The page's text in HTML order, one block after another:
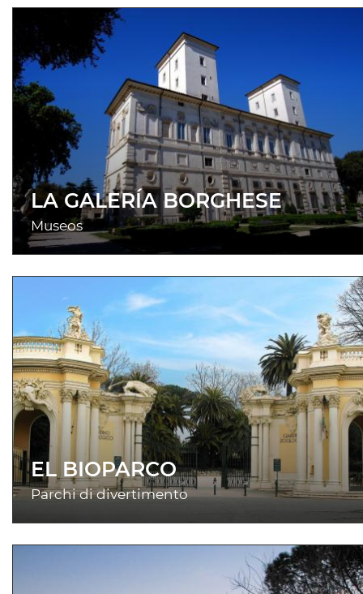
LA GALERÍA BORGHESE
Museos
EL BIOPARCO
Parchi di divertimento